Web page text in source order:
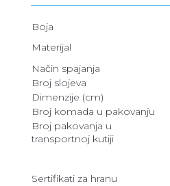
Boja
Materijal
Način spajanja
Broj slojeva
Dimenzije (cm)
Broj komada u pakovanju
Broj pakovanja u
transportnoj kutiji
Sertifikati za hranu